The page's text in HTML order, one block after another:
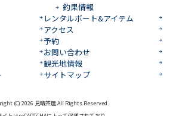
釣果情報
レンタルボート&アイテム
アクセス
予約
お問い合わせ
観光地情報
サイトマップ
(C) 2026 見晴茶屋 All Rights Reserved.